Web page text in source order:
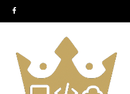
Pular
para
conteúdo